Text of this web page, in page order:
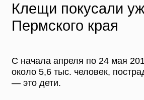
Клещи покусали
Пермского края
С начала апреля по 24 мая
около 5,6 тыс. человек,
— это дети.